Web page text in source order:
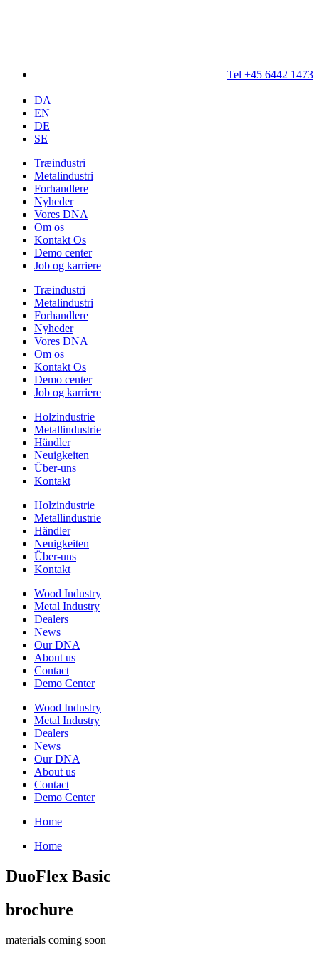
Tel +45 6442 1473
DA
EN
DE
SE
Træindustri
Metalindustri
Forhandlere
Nyheder
Vores DNA
Om os
Kontakt Os
Demo center
Job og karriere
Træindustri
Metalindustri
Forhandlere
Nyheder
Vores DNA
Om os
Kontakt Os
Demo center
Job og karriere
Holzindustrie
Metallindustrie
Händler
Neuigkeiten
Über-uns
Kontakt
Holzindustrie
Metallindustrie
Händler
Neuigkeiten
Über-uns
Kontakt
Wood Industry
Metal Industry
Dealers
News
Our DNA
About us
Contact
Demo Center
Wood Industry
Metal Industry
Dealers
News
Our DNA
About us
Contact
Demo Center
Home
Home
DuoFlex Basic
brochure
materials coming soon